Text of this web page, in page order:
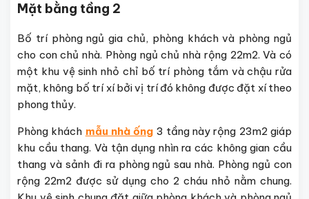
Mặt bằng tầng 2
Bố trí phòng ngủ gia chủ, phòng khách và phòng ngủ
cho con chủ nhà. Phòng ngủ chủ nhà rộng 22m2. Và có
một khu vệ sinh nhỏ chỉ bố trí phòng tắm và chậu rửa
mặt, không bố trí xí bởi vị trí đó không được đặt xí theo
phong thủy.
Phòng khách mẫu nhà ống 3 tầng này rộng 23m2 giáp
khu cầu thang. Và tận dụng nhìn ra các không gian cầu
thang và sảnh đi ra phòng ngủ sau nhà. Phòng ngủ con
rộng 22m2 được sử dụng cho 2 cháu nhỏ nằm chung.